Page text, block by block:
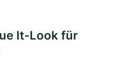
It-Look für